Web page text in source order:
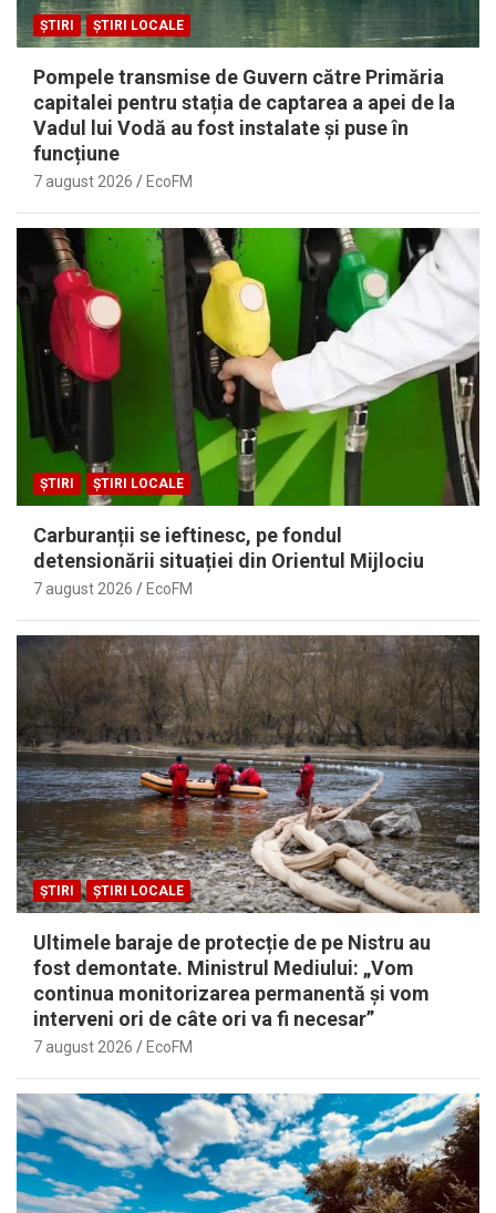
ȘTIRI ȘTIRI LOCALE
Pompele transmise de Guvern către Primăria
capitalei pentru stația de captarea a apei de la
Vadul lui Vodă au fost instalate și puse în
funcțiune
7 august 2026 EcoFM
ȘTIRI ȘTIRI LOCALE
Carburanții se ieftinesc, pe fondul
detensionării situației din Orientul Mijlociu
7 august 2026 EcoFM
ȘTIRI ȘTIRI LOCALE
Ultimele baraje de protecție de pe Nistru au
fost demontate. Ministrul Mediului: „Vom
continua monitorizarea permanentă și vom
interveni ori de câte ori va fi necesar”
7 august 2026 EcoFM